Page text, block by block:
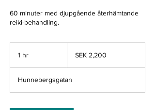
60 minuter med djupgående återhämtande
reiki-behandling.
1 hr
kronorSEK 2,200
Hunnebergsgatan